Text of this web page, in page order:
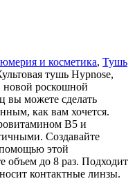
и косметика, Тушь
тушь Hypnose,
новой роскошной
вы можете сделать
как вам хочется.
B5 и
Создавайте
помощью этой
объем до 8 раз. Подходит
контактные линзы.